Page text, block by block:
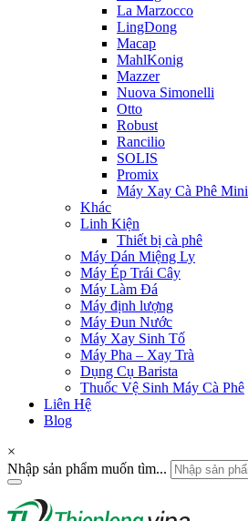
La Marzocco
LingDong
Macap
MahlKonig
Mazzer
Nuova Simonelli
Otto
Robust
Rancilio
SOLIS
Promix
Máy Xay Cà Phê Mini
Khác
Linh Kiện
Thiết bị cà phê
Máy Dán Miệng Ly
Máy Ép Trái Cây
Máy Làm Đá
Máy định lượng
Máy Đun Nước
Máy Xay Sinh Tố
Máy Pha – Xay Trà
Dụng Cụ Barista
Thuốc Vệ Sinh Máy Cà Phê
Liên Hệ
Blog
×
Nhập sản phẩm muốn tìm...